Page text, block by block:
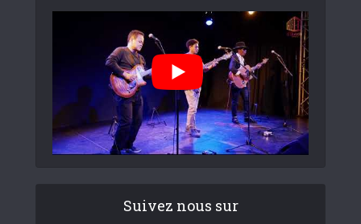
Suivez nous sur